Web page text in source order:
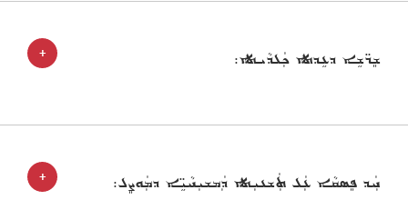
+ ܫܸܖ̈ܫܹܐ ܕܥܹܕܬܐ ܟܲܠܕܵܝܬܐ:
+ ܚܲܕ ܦܸܣܩܵܐ ܥܲܠ ܬܲܫܥܝܼܬܐ ܕܲܡܫܝܼܚܵܝܹ̈ܐ ܕܡܲܘܨܸܠ: